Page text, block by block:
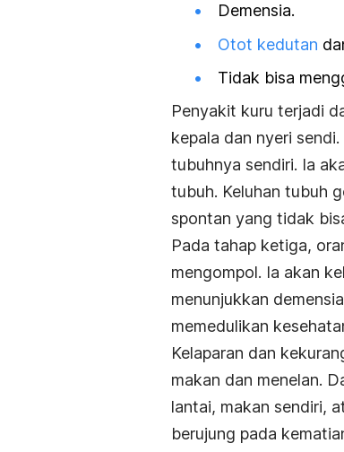
Demensia.
Otot kedutan
Tidak bisa
Penyakit kuru terjadi
kepala dan nyeri
tubuhnya sendiri. Ia
tubuh. Keluhan tubuh
spontan yang tidak
Pada tahap ketiga,
mengompol. Ia akan
menunjukkan
memedulikan
Kelaparan dan
makan dan menelan.
lantai, makan sendiri,
berujung pada